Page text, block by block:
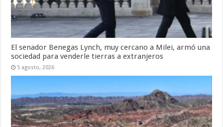
El senador Benegas Lynch, muy cercano a Milei, armó una
sociedad para venderle tierras a extranjeros
5 agosto, 2026